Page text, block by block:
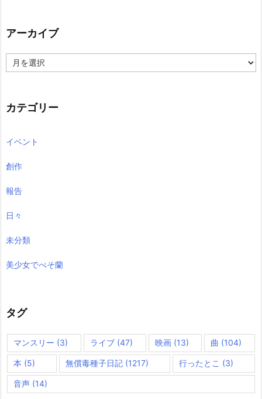
アーカイブ
ー
ブ
カテゴリー
イベント
創作
報告
日々
未分類
美少女でべそ蘭
タグ
マンスリー (3) ライブ(47) 映画(13) 曲 (104)
本 (5) 無償毒種子日記 (1217) 行ったとこ (3)
音声 (14)